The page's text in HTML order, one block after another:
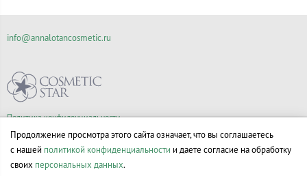
Политика конфиденциальности
Правила продажи товаров
Согласие на обработку персональных данных
info@annalotancosmetic.ru
Продолжение просмотра этого сайта означает, что вы соглашаетесь
с нашей политикой конфиденциальности и даете согласие на обработку
своих персональных данных.